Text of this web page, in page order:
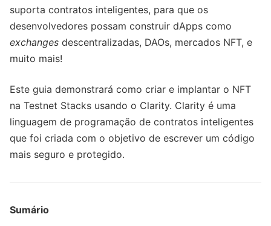
suporta contratos inteligentes, para que os
desenvolvedores possam construir dApps como
exchanges descentralizadas, DAOs, mercados NFT, e
muito mais!
Este guia demonstrará como criar e implantar o NFT
na Testnet Stacks usando o Clarity. Clarity é uma
linguagem de programação de contratos inteligentes
que foi criada com o objetivo de escrever um código
mais seguro e protegido.
Sumário